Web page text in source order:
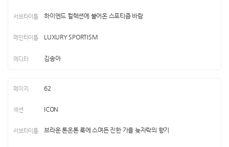
하이엔드 컬렉션에 불어온 스포티즘 바람
LUXURY SPORTISM
김송아
62
ICON
브라운 톤온톤 룩에 스며든 진한 가을 늦자락의 향기